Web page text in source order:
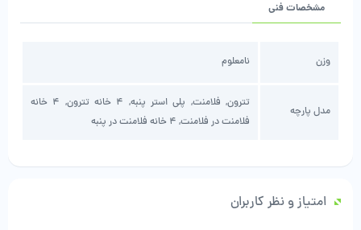
مشخصات فنی
وزن نامعلوم
مدل پارچه
تترون, فلامنت, پلی استر پنبه, 4 خانه تترون, 4 خانه
فلامنت در فلامنت, 4 خانه فلامنت در پنبه
امتیاز و نظر کاربران